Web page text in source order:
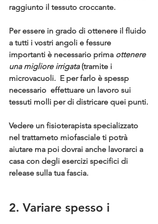
raggiunto il tessuto croccante.
Per essere in grado di ottenere il fluido
a tutti i vostri angoli e fessure
importanti è necessario prima ottenere
una migliore irrigata (tramite i
microvacuoli. E per farlo è spessp
necessario  effettuare un lavoro sui
tessuti molli per di districare quei punti.
Vedere un fisioterapista specializzato
nel trattameto miofasciale ti potrà
aiutare ma poi dovrai anche lavorarci a
casa con degli esercizi specifici di
release sulla tua fascia.
2. Variare spesso i